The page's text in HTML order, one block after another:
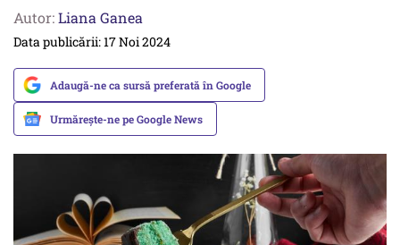
Autor:Liana Ganea
Data publicării: 17 Noi 2024
Adaugă-ne ca sursă preferată în Google
Urmărește-ne pe Google News